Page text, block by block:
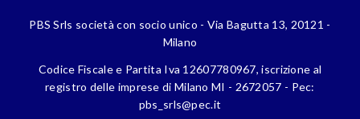
PBS Srls società con socio unico - Via Bagutta 13, 20121 -
Milano
Codice Fiscale e Partita Iva 12607780967, iscrizione al
registro delle imprese di Milano MI - 2672057 - Pec:
pbs_srls@pec.it